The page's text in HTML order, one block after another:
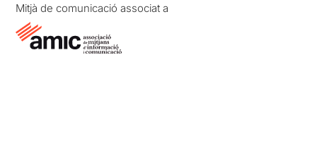
Mitjà de comunicació associat a